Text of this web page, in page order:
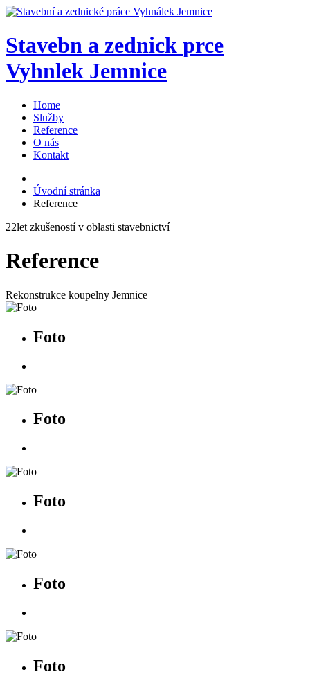
Stavebn a zednick prce
Vyhnlek Jemnice
Home
Služby
Reference
O nás
Kontakt
Úvodní stránka
Reference
22let zkušeností v oblasti stavebnictví
Reference
Rekonstrukce koupelny Jemnice
Foto
Foto
Foto
Foto
Foto